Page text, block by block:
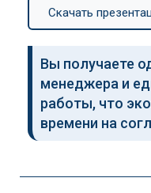
Скачать
Вы получаете
менеджера и
работы, что
времени на